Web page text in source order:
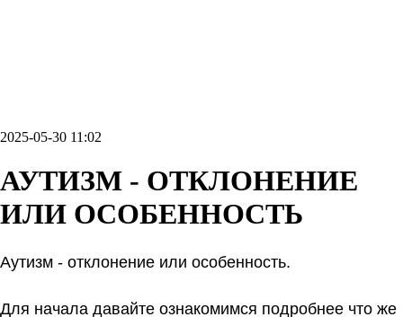
2025-05-30 11:02
АУТИЗМ - ОТКЛОНЕНИЕ
ИЛИ ОСОБЕННОСТЬ
Аутизм - отклонение или особенность.
Для начала давайте ознакомимся подробнее что же